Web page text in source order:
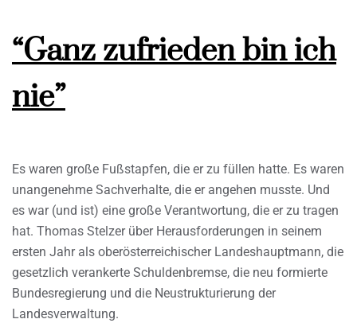
“Ganz zufrieden bin ich
nie”
Es waren große Fußstapfen, die er zu füllen hatte. Es waren
unangenehme Sachverhalte, die er angehen musste. Und
es war (und ist) eine große Verantwortung, die er zu tragen
hat. Thomas Stelzer über Herausforderungen in seinem
ersten Jahr als oberösterreichischer Landeshauptmann, die
gesetzlich verankerte Schuldenbremse, die neu formierte
Bundesregierung und die Neustrukturierung der
Landesverwaltung.